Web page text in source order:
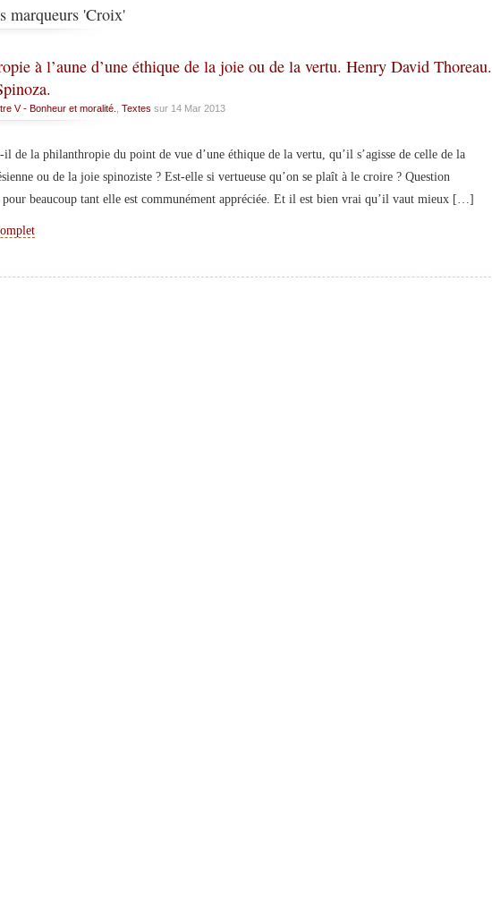
marqueurs 'Croix'
à l’aune d’une éthique de la joie ou de la vertu. Henry David Thoreau.
V - Bonheur et moralité., Textes sur 14 Mar 2013
la philanthropie du point de vue d’une éthique de la vertu, qu’il s’agisse de celle de la
ou de la joie spinoziste ? Est-elle si vertueuse qu’on se plaît à le croire ? Question
pour beaucoup tant elle est communément appréciée. Et il est bien vrai qu’il vaut mieux […]